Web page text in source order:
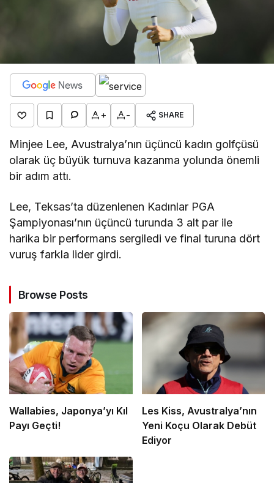
+ - SHARE
Minjee Lee, Avustralya’nın üçüncü kadın golfçüsü
olarak üç büyük turnuva kazanma yolunda önemli
bir adım attı.
Lee, Teksas’ta düzenlenen Kadınlar PGA
Şampiyonası’nın üçüncü turunda 3 alt par ile
harika bir performans sergiledi ve final turuna dört
vuruş farkla lider girdi.
Browse Posts
Wallabies, Japonya’yı Kıl
Payı Geçti!
Les Kiss, Avustralya’nın
Yeni Koçu Olarak Debüt
Ediyor